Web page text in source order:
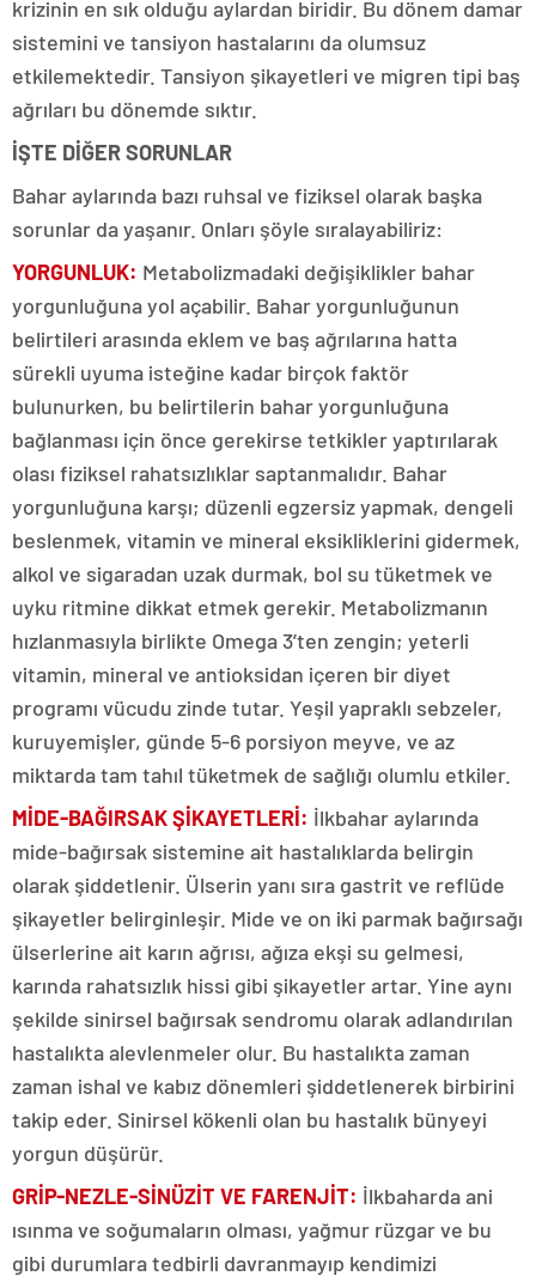
krizinin en sık olduğu aylardan biridir. Bu dönem damar
sistemini ve tansiyon hastalarını da olumsuz
etkilemektedir. Tansiyon şikayetleri ve migren tipi baş
ağrıları bu dönemde sıktır.
İŞTE DİĞER SORUNLAR
Bahar aylarında bazı ruhsal ve fiziksel olarak başka
sorunlar da yaşanır. Onları şöyle sıralayabiliriz:
YORGUNLUK: Metabolizmadaki değişiklikler bahar
yorgunluğuna yol açabilir. Bahar yorgunluğunun
belirtileri arasında eklem ve baş ağrılarına hatta
sürekli uyuma isteğine kadar birçok faktör
bulunurken, bu belirtilerin bahar yorgunluğuna
bağlanması için önce gerekirse tetkikler yaptırılarak
olası fiziksel rahatsızlıklar saptanmalıdır. Bahar
yorgunluğuna karşı; düzenli egzersiz yapmak, dengeli
beslenmek, vitamin ve mineral eksikliklerini gidermek,
alkol ve sigaradan uzak durmak, bol su tüketmek ve
uyku ritmine dikkat etmek gerekir. Metabolizmanın
hızlanmasıyla birlikte Omega 3’ten zengin; yeterli
vitamin, mineral ve antioksidan içeren bir diyet
programı vücudu zinde tutar. Yeşil yapraklı sebzeler,
kuruyemişler, günde 5-6 porsiyon meyve, ve az
miktarda tam tahıl tüketmek de sağlığı olumlu etkiler.
MİDE-BAĞIRSAK ŞİKAYETLERİ: İlkbahar aylarında
mide-bağırsak sistemine ait hastalıklarda belirgin
olarak şiddetlenir. Ülserin yanı sıra gastrit ve reflüde
şikayetler belirginleşir. Mide ve on iki parmak bağırsağı
ülserlerine ait karın ağrısı, ağıza ekşi su gelmesi,
karında rahatsızlık hissi gibi şikayetler artar. Yine aynı
şekilde sinirsel bağırsak sendromu olarak adlandırılan
hastalıkta alevlenmeler olur. Bu hastalıkta zaman
zaman ishal ve kabız dönemleri şiddetlenerek birbirini
takip eder. Sinirsel kökenli olan bu hastalık bünyeyi
yorgun düşürür.
GRİP-NEZLE-SİNÜZİT VE FARENJİT: İlkbaharda ani
ısınma ve soğumaların olması, yağmur rüzgar ve bu
gibi durumlara tedbirli davranmayıp kendimizi